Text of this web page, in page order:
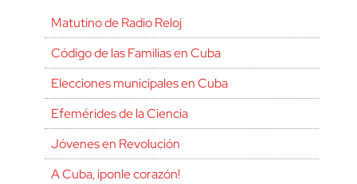
Matutino de Radio Reloj
Código de las Familias en Cuba
Elecciones municipales en Cuba
Efemérides de la Ciencia
Jóvenes en Revolución
A Cuba, ¡ponle corazón!